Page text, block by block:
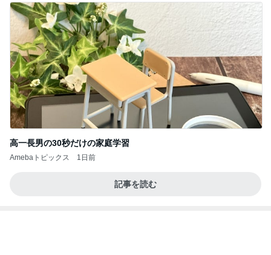
高一長男の30秒だけの家庭学習
Amebaトピックス 1日前
記事を読む